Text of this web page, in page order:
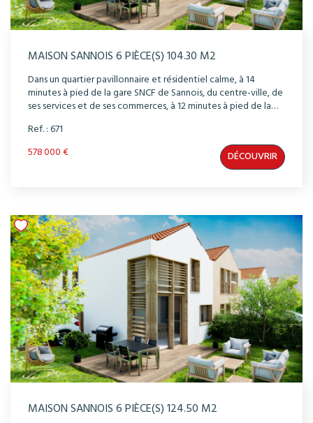
MAISON SANNOIS 6 PIÈCE(S) 104.30 M2
Dans un quartier pavillonnaire et résidentiel calme, à 14
minutes à pied de la gare SNCF de Sannois, du centre-ville, de
ses services et de ses commerces, à 12 minutes à pied de la
1512 ), découvrez cette maison, à l'architecture
contemporaine dotée d'un beau jardins privatif plein sud
pour profiter du meilleur ensoleillement et du calme
environnant. La conception et les prestations des maisons
orientations pour une luminosité optimale, carrelage à RDC
et parquet à l'étage. Vous disposerez d'une pompe à chaleur
individuelle pour la production d'eau chaude et le chauffage
de votre maison.
Ref. : 671
578 000 €
DÉCOUVRIR
MAISON SANNOIS 6 PIÈCE(S) 124.50 M2